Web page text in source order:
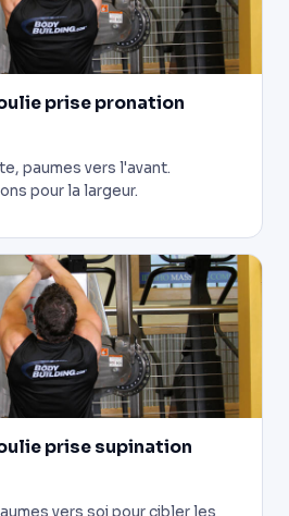
prise pronation
paumes vers l'avant.
pour la largeur.
prise supination